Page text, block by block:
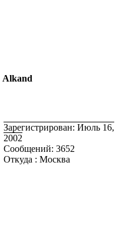
Alkand
Зарегистрирован: Июль 16,
2002
Сообщений: 3652
Откуда : Москва